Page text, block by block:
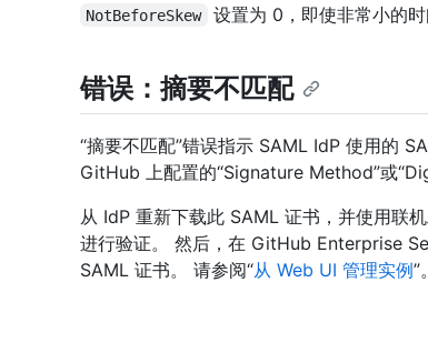
NotBeforeSkew 设置为 0，即使非常小的
错误：摘要不匹配
“摘要不匹配”错误指示 SAML IdP 使用的
GitHub 上配置的“Signature Method”或
从 IdP 重新下载此 SAML 证书，并使用联
进行验证。 然后，在 GitHub Enterprise
SAML 证书。 请参阅“从 Web UI 管理实例”。